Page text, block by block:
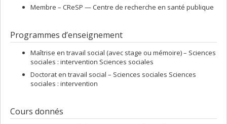
Membre – CReSP — Centre de recherche en santé publique
Programmes d’enseignement
Maîtrise en travail social (avec stage ou mémoire) – Sciences
sociales : intervention Sciences sociales
Doctorat en travail social – Sciences sociales Sciences
sociales : intervention
Cours donnés